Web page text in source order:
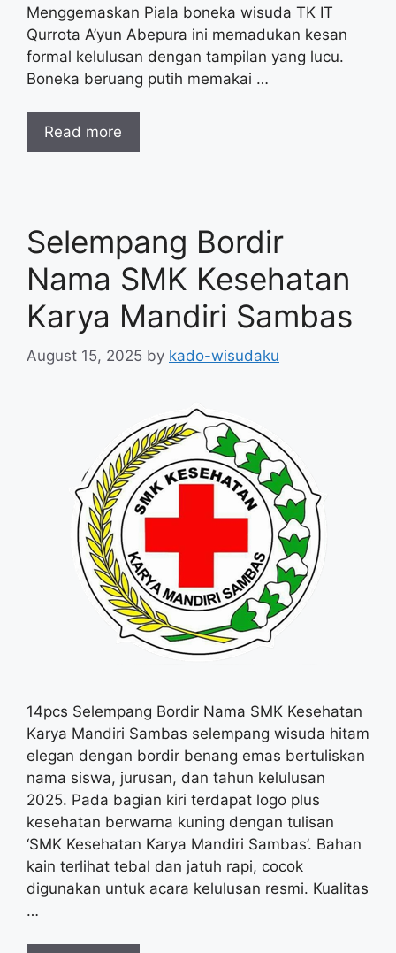
Menggemaskan Piala boneka wisuda TK IT
Qurrota A’yun Abepura ini memadukan kesan
formal kelulusan dengan tampilan yang lucu.
Boneka beruang putih memakai …
Read more
Selempang Bordir
Nama SMK Kesehatan
Karya Mandiri Sambas
August 15, 2025 by kado-wisudaku
14pcs Selempang Bordir Nama SMK Kesehatan
Karya Mandiri Sambas selempang wisuda hitam
elegan dengan bordir benang emas bertuliskan
nama siswa, jurusan, dan tahun kelulusan
2025. Pada bagian kiri terdapat logo plus
kesehatan berwarna kuning dengan tulisan
‘SMK Kesehatan Karya Mandiri Sambas’. Bahan
kain terlihat tebal dan jatuh rapi, cocok
digunakan untuk acara kelulusan resmi. Kualitas
…